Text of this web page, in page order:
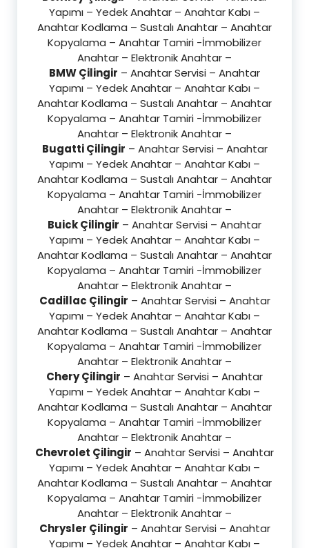
Yapımı – Yedek Anahtar – Anahtar Kabı –
Anahtar Kodlama – Sustalı Anahtar – Anahtar
Kopyalama – Anahtar Tamiri -İmmobilizer
Anahtar – Elektronik Anahtar –
BMW Çilingir – Anahtar Servisi – Anahtar
Yapımı – Yedek Anahtar – Anahtar Kabı –
Anahtar Kodlama – Sustalı Anahtar – Anahtar
Kopyalama – Anahtar Tamiri -İmmobilizer
Anahtar – Elektronik Anahtar –
Bugatti Çilingir – Anahtar Servisi – Anahtar
Yapımı – Yedek Anahtar – Anahtar Kabı –
Anahtar Kodlama – Sustalı Anahtar – Anahtar
Kopyalama – Anahtar Tamiri -İmmobilizer
Anahtar – Elektronik Anahtar –
Buick Çilingir – Anahtar Servisi – Anahtar
Yapımı – Yedek Anahtar – Anahtar Kabı –
Anahtar Kodlama – Sustalı Anahtar – Anahtar
Kopyalama – Anahtar Tamiri -İmmobilizer
Anahtar – Elektronik Anahtar –
Cadillac Çilingir – Anahtar Servisi – Anahtar
Yapımı – Yedek Anahtar – Anahtar Kabı –
Anahtar Kodlama – Sustalı Anahtar – Anahtar
Kopyalama – Anahtar Tamiri -İmmobilizer
Anahtar – Elektronik Anahtar –
Chery Çilingir – Anahtar Servisi – Anahtar
Yapımı – Yedek Anahtar – Anahtar Kabı –
Anahtar Kodlama – Sustalı Anahtar – Anahtar
Kopyalama – Anahtar Tamiri -İmmobilizer
Anahtar – Elektronik Anahtar –
Chevrolet Çilingir – Anahtar Servisi – Anahtar
Yapımı – Yedek Anahtar – Anahtar Kabı –
Anahtar Kodlama – Sustalı Anahtar – Anahtar
Kopyalama – Anahtar Tamiri -İmmobilizer
Anahtar – Elektronik Anahtar –
Chrysler Çilingir – Anahtar Servisi – Anahtar
Yapımı – Yedek Anahtar – Anahtar Kabı –